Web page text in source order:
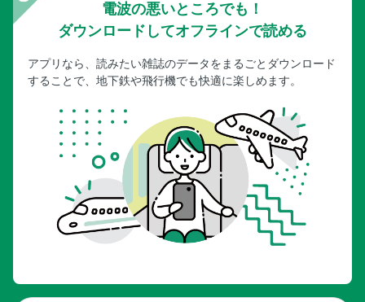
電波の悪いところでも！
ダウンロードしてオフラインで読める
アプリなら、読みたい雑誌のデータをまるごとダウンロード
することで、地下鉄や飛行機でも快適に楽しめます。